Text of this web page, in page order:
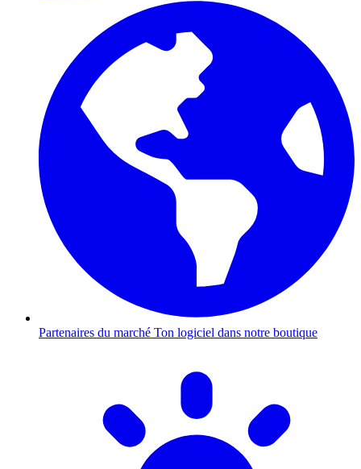
Partenaires du marché Ton logiciel dans notre boutique